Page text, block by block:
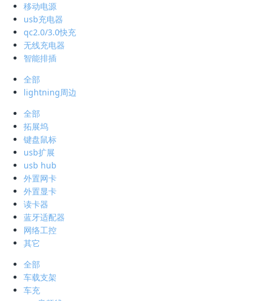
移动电源
usb充电器
qc2.0/3.0快充
无线充电器
智能排插
全部
lightning周边
全部
拓展坞
键盘鼠标
usb扩展
usb hub
外置网卡
外置显卡
读卡器
蓝牙适配器
网络工控
其它
全部
车载支架
车充